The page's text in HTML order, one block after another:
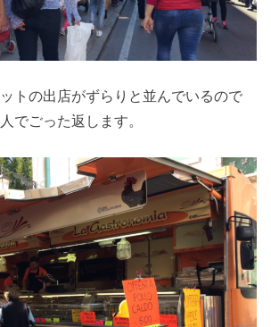
トの出店がずらりと並んでいるので
でごった返します。